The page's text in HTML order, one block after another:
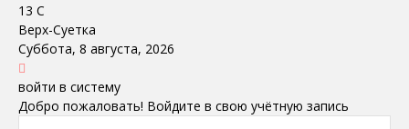
13 C
Верх-Суетка
Суббота, 8 августа, 2026
войти в систему
Добро пожаловать! Войдите в свою учётную запись